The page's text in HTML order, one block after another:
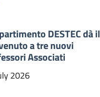
DESTEC dà il
a tre nuovi
Associati
2026